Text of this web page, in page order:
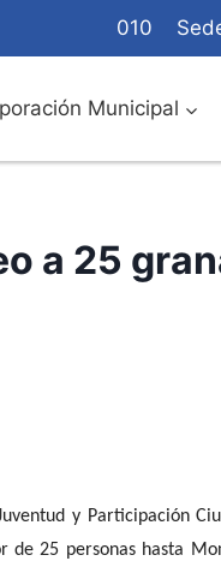
010
Municipal
a 25
y Participación
25 personas hasta